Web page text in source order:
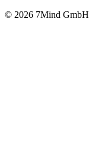
© 2026 7Mind GmbH